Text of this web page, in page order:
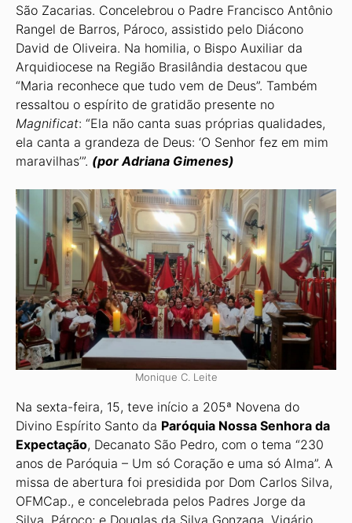
São Zacarias. Concele­brou o Padre Francisco Antônio
Rangel de Barros, Pároco, assistido pelo Diácono
David de Oliveira. Na homilia, o Bispo Auxiliar da
Arquidiocese na Região Brasilândia destacou que
“Maria reconhece que tudo vem de Deus”. Também
ressaltou o espírito de gratidão presente no
Magnificat: “Ela não canta suas próprias qualidades,
ela canta a grandeza de Deus: ‘O Senhor fez em mim
maravilhas’”. (por Adriana Gimenes)
Monique C. Leite
Na sexta-feira, 15, teve início a 205ª Novena do
Divino Espírito Santo da Paróquia Nos­sa Senhora da
Expectação, Decanato São Pedro, com o tema “230
anos de Paróquia – Um só Coração e uma só Alma”. A
missa de abertura foi presidida por Dom Carlos Silva,
OFMCap., e concelebrada pelos Padres Jorge da
Silva, Pároco; e Douglas da Silva Gonza­ga, Vigário